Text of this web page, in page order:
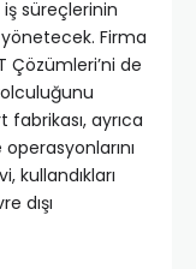
süreçlerinin
Firma
Çözümleri’ni de
fabrikası, ayrıca
kullandıkları
dışı